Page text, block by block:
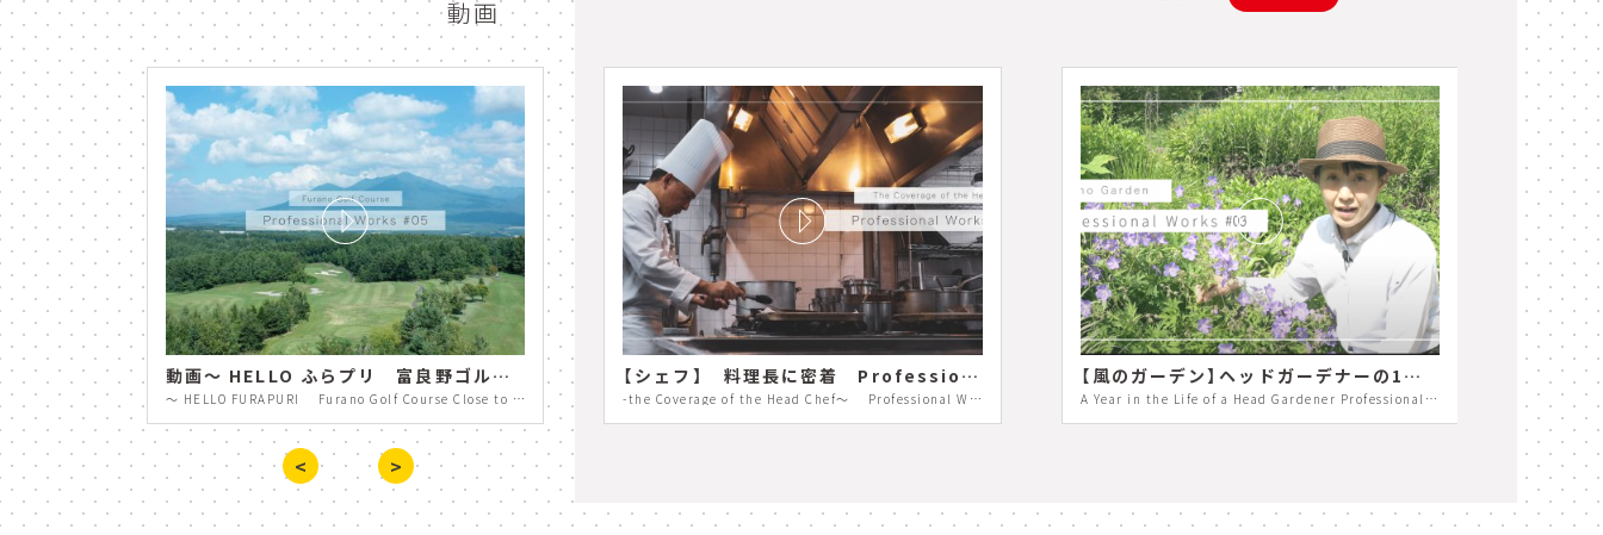
動画
動画～ HELLO ふらプリ 富良野ゴルフコース スタッフに密着 Professional Works #5 ～
～ HELLO FURAPURI Furano Golf Course Close to Staff Professional Works #5 ～
【シェフ】 料理長に密着 Professional Works＃04
-the Coverage of the Head Chef～ Professional Works #04
【風のガーデン】ヘッドガーデナーの1年に密着 Professional Works#03
A Year in the Life of a Head Gardener Professional Works#03
< >